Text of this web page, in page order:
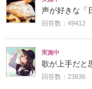
声が好きな「
回答数：49412
実施中
歌が上手だと
回答数：23836